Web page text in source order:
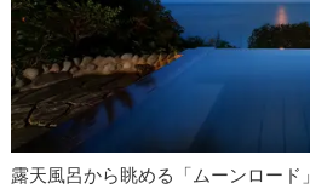
露天風呂から眺める「ムーンロード」